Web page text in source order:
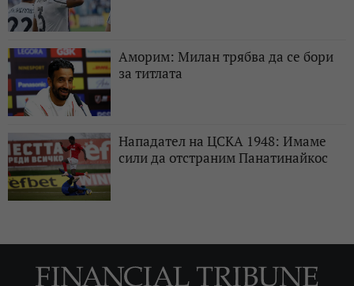
Аморим: Милан трябва да се бори
за титлата
Нападател на ЦСКА 1948: Имаме
сили да отстраним Панатинайкос